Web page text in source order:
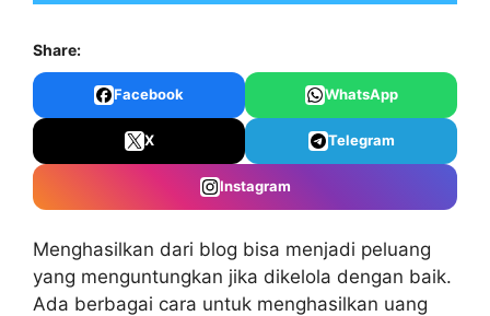
Share:
Facebook WhatsApp
X Telegram
Instagram
Menghasilkan dari blog bisa menjadi peluang
yang menguntungkan jika dikelola dengan baik.
Ada berbagai cara untuk menghasilkan uang